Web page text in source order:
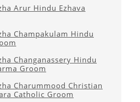
Arur Hindu Ezhava
Champakulam Hindu
Changanassery Hindu
Groom
Charummood Christian
Catholic Groom